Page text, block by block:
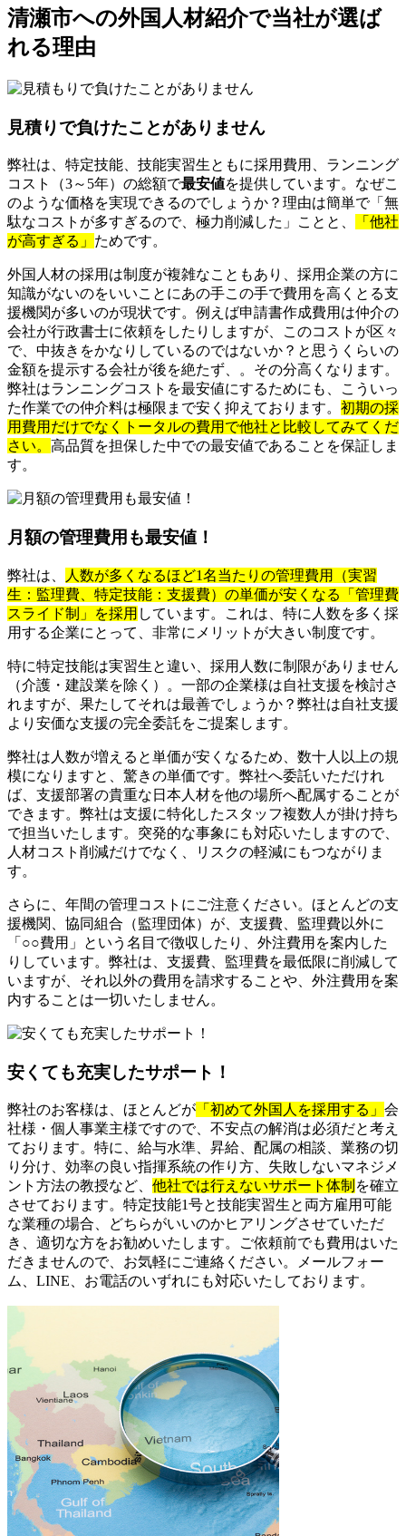
清瀬市への外国人材紹介で当社が選ば
れる理由
見積りで負けたことがありません
弊社は、特定技能、技能実習生ともに採用費用、ランニング
コスト（3～5年）の総額で最安値を提供しています。なぜこ
のような価格を実現できるのでしょうか？理由は簡単で「無
駄なコストが多すぎるので、極力削減した」ことと、
「他社
が高すぎる」 ためです。
外国人材の採用は制度が複雑なこともあり、採用企業の方に
知識がないのをいいことにあの手この手で費用を高くとる支
援機関が多いのが現状です。例えば申請書作成費用は仲介の
会社が行政書士に依頼をしたりしますが、このコストが区々
で、中抜きをかなりしているのではないか？と思うくらいの
金額を提示する会社が後を絶たず、。その分高くなります。
弊社はランニングコストを最安値にするためにも、こういっ
た作業での仲介料は極限まで安く抑えております。 初期の採
用費用だけでなくトータルの費用で他社と比較してみてくだ
さい。 高品質を担保した中での最安値であることを保証しま
す。
月額の管理費用も最安値！
弊社は、
人数が多くなるほど1名当たりの管理費用（実習
生：監理費、特定技能：支援費）の単価が安くなる「管理費
スライド制」を採用 しています。これは、特に人数を多く採
用する企業にとって、非常にメリットが大きい制度です。
特に特定技能は実習生と違い、採用人数に制限がありません
（介護・建設業を除く）。一部の企業様は自社支援を検討さ
れますが、果たしてそれは最善でしょうか？弊社は自社支援
より安価な支援の完全委託をご提案します。
弊社は人数が増えると単価が安くなるため、数十人以上の規
模になりますと、驚きの単価です。弊社へ委託いただけれ
ば、支援部署の貴重な日本人材を他の場所へ配属することが
できます。弊社は支援に特化したスタッフ複数人が掛け持ち
で担当いたします。突発的な事象にも対応いたしますので、
人材コスト削減だけでなく、リスクの軽減にもつながりま
す。
さらに、年間の管理コストにご注意ください。ほとんどの支
援機関、協同組合（監理団体）が、支援費、監理費以外に
「○○費用」という名目で徴収したり、外注費用を案内した
りしています。弊社は、支援費、監理費を最低限に削減して
いますが、それ以外の費用を請求することや、外注費用を案
内することは一切いたしません。
安くても充実したサポート！
弊社のお客様は、ほとんどが 「初めて外国人を採用する」 会
社様・個人事業主様ですので、不安点の解消は必須だと考え
ております。特に、給与水準、昇給、配属の相談、業務の切
り分け、効率の良い指揮系統の作り方、失敗しないマネジメ
ント方法の教授など、 他社では行えないサポート体制 を確立
させております。特定技能1号と技能実習生と両方雇用可能
な業種の場合、どちらがいいのかヒアリングさせていただ
き、適切な方をお勧めいたします。ご依頼前でも費用はいた
だきませんので、お気軽にご連絡ください。メールフォー
ム、LINE、お電話のいずれにも対応いたしております。